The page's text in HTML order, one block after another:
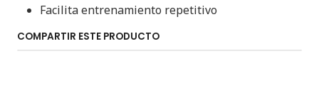
Facilita entrenamiento repetitivo
COMPARTIR ESTE PRODUCTO